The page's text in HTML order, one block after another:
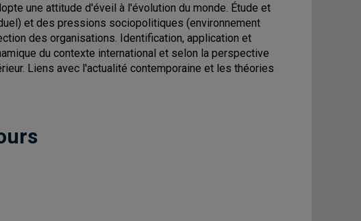
une attitude d'éveil à l'évolution du monde. Étude et
et des pressions sociopolitiques (environnement
des organisations. Identification, application et
du contexte international et selon la perspective
Liens avec l'actualité contemporaine et les théories